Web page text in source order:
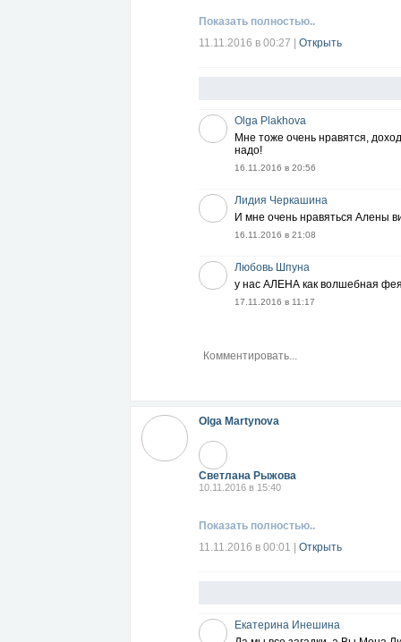
Показать полностью..
11.11.2016 в 00:27
Открыть
Olga Plakhova
Мне тоже очень нравятся,
надо!
16.11.2016 в 20:56
Лидия Черкашина
И мне очень нравяться Алены
16.11.2016 в 21:08
Любовь Шпуна
у нас АЛЕНА как волшебная
17.11.2016 в 11:17
Olga Martynova
Светлана Рыжова
10.11.2016 в 15:40
Показать полностью..
11.11.2016 в 00:01
Открыть
Екатерина Инешина